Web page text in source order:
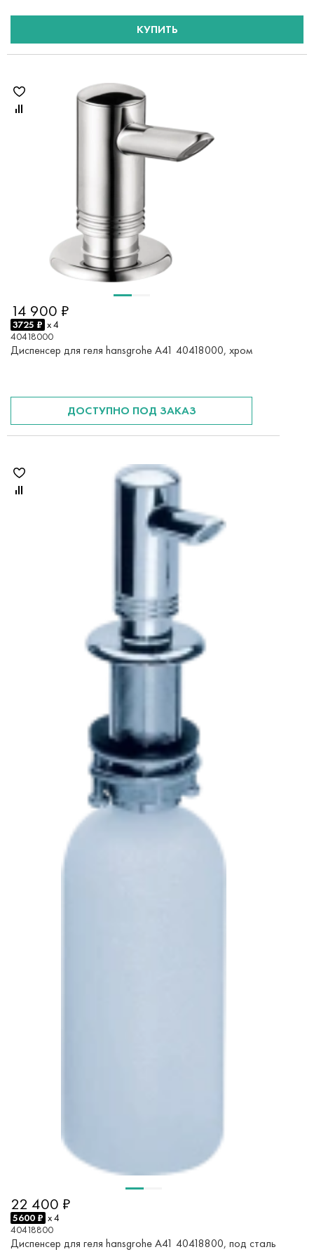
КУПИТЬ
14 900 ₽
3725 ₽ x 4
40418000
Диспенсер для геля hansgrohe A41 40418000, хром
ДОСТУПНО ПОД ЗАКАЗ
22 400 ₽
5600 ₽ x 4
40418800
Диспенсер для геля hansgrohe A41 40418800, под сталь